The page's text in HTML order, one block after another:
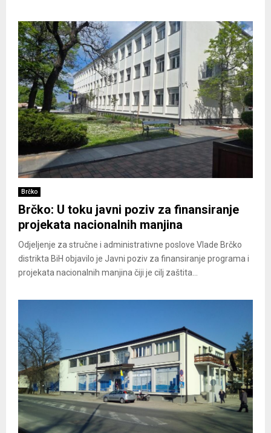
Brčko
Brčko: U toku javni poziv za finansiranje
projekata nacionalnih manjina
Odjeljenje za stručne i administrativne poslove Vlade Brčko
distrikta BiH objavilo je Javni poziv za finansiranje programa i
projekata nacionalnih manjina čiji je cilj zaštita...